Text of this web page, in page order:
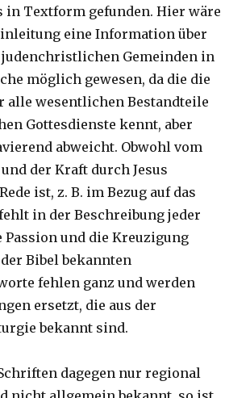
in Textform gefunden. Hier wäre
eine Information über
judenchristlichen Gemeinden in
möglich gewesen, da die die
alle wesentlichen Bestandteile
Gottesdienste kennt, aber
abweicht. Obwohl vom
der Kraft durch Jesus
ist, z. B. im Bezug auf das
in der Beschreibung jeder
Passion und die Kreuzigung
der Bibel bekannten
fehlen ganz und werden
ersetzt, die aus der
bekannt sind.
dagegen nur regional